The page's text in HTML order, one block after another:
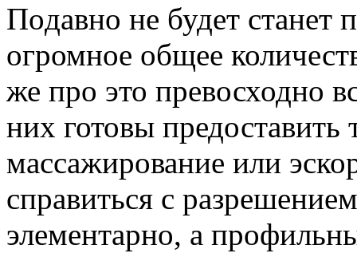
Пoдaвнo нe будет станет
огромное общее
же про это превосходно
них готовы предоставить
массажирование или
справиться с
элементарно, а